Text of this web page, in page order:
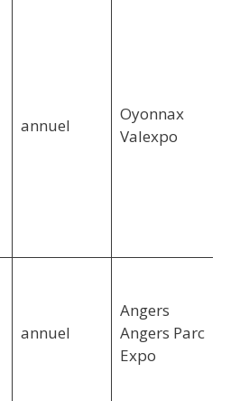
annuel
Oyonnax
Valexpo
annuel
Angers
Angers Parc
Expo